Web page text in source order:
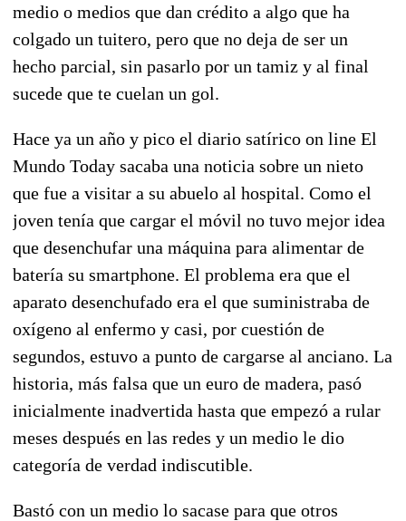
medio o medios que dan crédito a algo que ha
colgado un tuitero, pero que no deja de ser un
hecho parcial, sin pasarlo por un tamiz y al final
sucede que te cuelan un gol.
Hace ya un año y pico el diario satírico on line El
Mundo Today sacaba una noticia sobre un nieto
que fue a visitar a su abuelo al hospital. Como el
joven tenía que cargar el móvil no tuvo mejor idea
que desenchufar una máquina para alimentar de
batería su smartphone. El problema era que el
aparato desenchufado era el que suministraba de
oxígeno al enfermo y casi, por cuestión de
segundos, estuvo a punto de cargarse al anciano. La
historia, más falsa que un euro de madera, pasó
inicialmente inadvertida hasta que empezó a rular
meses después en las redes y un medio le dio
categoría de verdad indiscutible.
Bastó con un medio lo sacase para que otros